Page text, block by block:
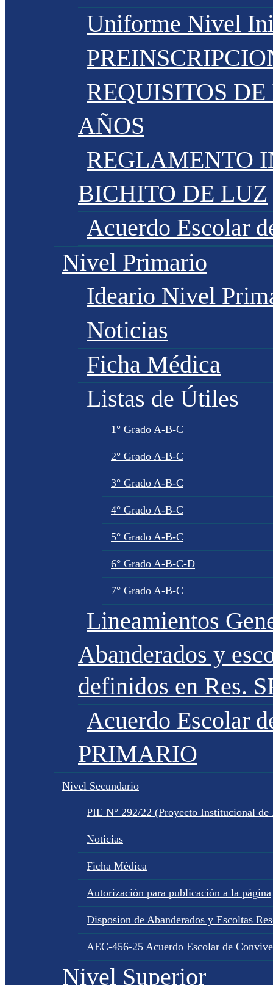
Uniforme Nivel
REQUISITOS
AÑOS
REGLAMENTO
BICHITO DE LUZ
Acuerdo Escolar
Nivel Primario
Ideario Nivel
Noticias
Ficha Médica
Listas de Útiles
1° Grado A-B-C
2° Grado A-B-C
3° Grado A-B-C
4° Grado A-B-C
5° Grado A-B-C
6° Grado A-B-C-D
7° Grado A-B-C
Lineamientos
Abanderados y
definidos en Res.
Acuerdo Escolar
PRIMARIO
Nivel Secundario
PIE N° 292/22 (Proyecto Institucional de
Noticias
Ficha Médica
Autorización para publicación a la página
Disposion de Abanderados y Escoltas
AEC-456-25 Acuerdo Escolar de
Nivel Superior